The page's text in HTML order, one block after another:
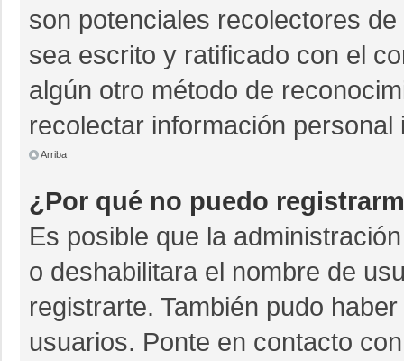
son potenciales recolectores
sea escrito y ratificado con el
algún otro método de
recolectar información
Arriba
¿Por qué no puedo
Es posible que la
o deshabilitara el nombre de
registrarte. También pudo
usuarios. Ponte en contacto